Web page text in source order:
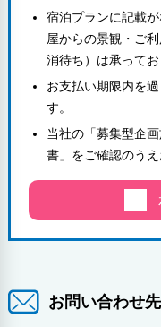
宿泊プランに記載
屋からの景観・ご
消待ち）は承ってお
お支払い期限内を
す。
当社の「募集型企
書」をご確認のうえ
お問い合わせ先